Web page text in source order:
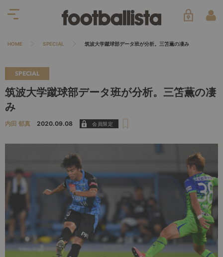
HOME SPECIAL 筑波大学蹴球部データ班が分析。三笘薫の凄み
SPECIAL
筑波大学蹴球部データ班が分析。三笘薫の凄
み
内田 郁真 2020.09.08